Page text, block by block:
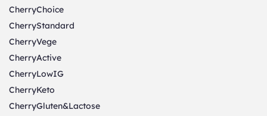
CherryChoice
CherryStandard
CherryVege
CherryActive
CherryLowIG
CherryKeto
CherryGluten&Lactose